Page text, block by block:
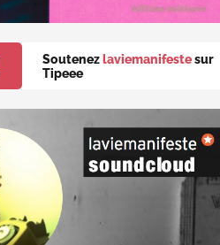
Soutenez laviemanifestesur
Tipeee